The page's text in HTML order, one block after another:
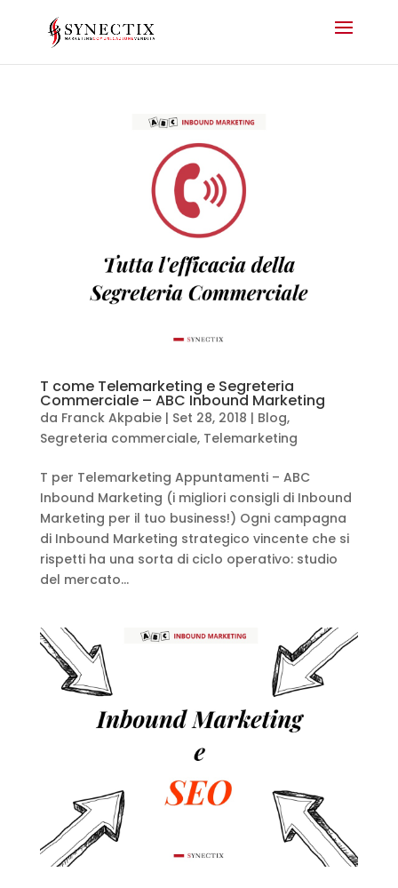
T come Telemarketing e Segreteria
Commerciale – ABC Inbound Marketing
da Franck Akpabie| Set 28, 2018 | Blog,
Segreteria commerciale, Telemarketing
T per Telemarketing Appuntamenti – ABC
Inbound Marketing (i migliori consigli di Inbound
Marketing per il tuo business!) Ogni campagna
di Inbound Marketing strategico vincente che si
rispetti ha una sorta di ciclo operativo: studio
del mercato...